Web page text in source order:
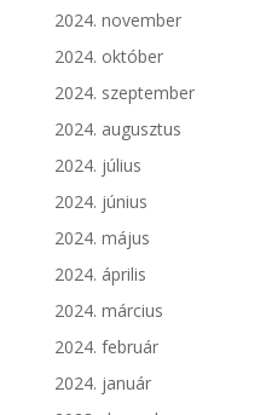
2024. november
2024. október
2024. szeptember
2024. augusztus
2024. július
2024. június
2024. május
2024. április
2024. március
2024. február
2024. január